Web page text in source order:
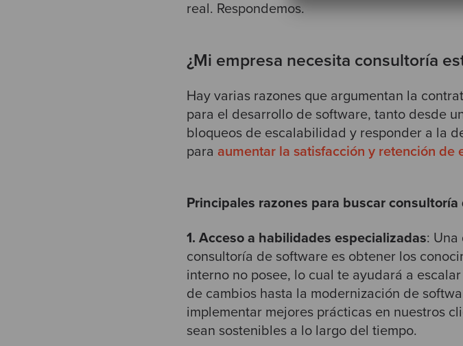
real. Respondemos.
¿Mi empresa necesita consultoría
Hay varias razones que argumentan la
para el desarrollo de software, tanto desde
bloqueos de escalabilidad y responder a la
para aumentar la satisfacción y retención de
Principales razones para buscar
1. Acceso a habilidades especializadas: Una
consultoría de software es obtener los
interno no posee, lo cual te ayudará a
de cambios hasta la modernización de
implementar mejores prácticas en nuestros
sean sostenibles a lo largo del tiempo.